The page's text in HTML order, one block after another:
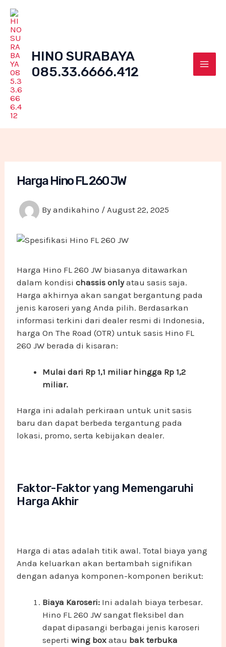
content
HINO SURABAYA
085.33.6666.412
Harga Hino FL 260 JW
Byandikahino / August 22, 2025
Harga Hino FL 260 JW biasanya ditawarkan
dalam kondisichassis onlyatau sasis saja.
Harga akhirnya akan sangat bergantung pada
jenis karoseri yang Anda pilih. Berdasarkan
informasi terkini dari dealer resmi di Indonesia,
harga On The Road (OTR) untuk sasis Hino FL
260 JW berada di kisaran:
Mulai dari Rp 1,1 miliar hingga Rp 1,2
miliar.
Harga ini adalah perkiraan untuk unit sasis
baru dan dapat berbeda tergantung pada
lokasi, promo, serta kebijakan dealer.
Faktor-Faktor yang Memengaruhi
Harga Akhir
Harga di atas adalah titik awal. Total biaya yang
Anda keluarkan akan bertambah signifikan
dengan adanya komponen-komponen berikut:
Biaya Karoseri: Ini adalah biaya terbesar.
Hino FL 260 JW sangat fleksibel dan
dapat dipasangi berbagai jenis karoseri
sepertiwing box atau bak terbuka